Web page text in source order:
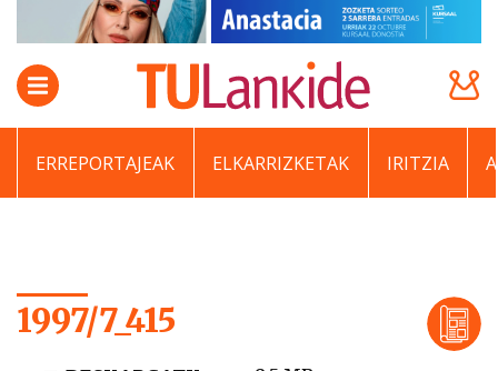
ERREPORTAJEAK ELKARRIZKETAK IRITZIA
1997/7_415